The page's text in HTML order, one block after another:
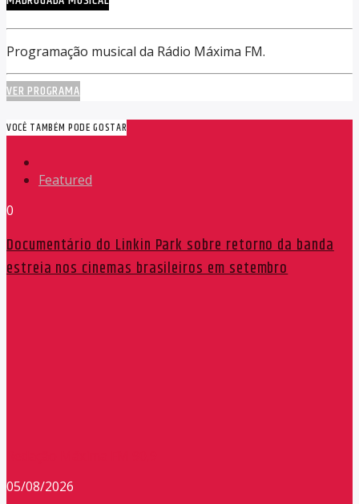
Programação musical da Rádio Máxima FM.
VER PROGRAMA
VOCÊ TAMBÉM PODE GOSTAR
Featured
0
Documentário do Linkin Park sobre retorno da banda
estreia nos cinemas brasileiros em setembro
05/08/2026